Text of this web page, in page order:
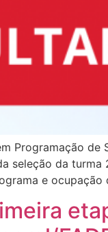
Programação
seleção da
e